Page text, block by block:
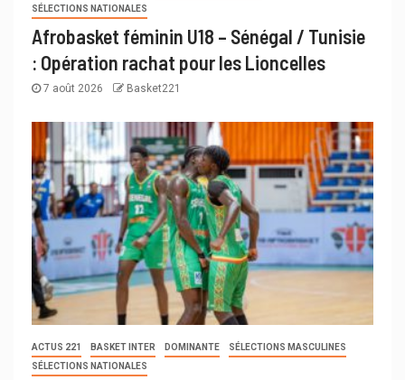
SÉLECTIONS NATIONALES
Afrobasket féminin U18 – Sénégal / Tunisie
: Opération rachat pour les Lioncelles
7 août 2026 Basket221
ACTUS 221 BASKET INTER DOMINANTE
SÉLECTIONS MASCULINES
SÉLECTIONS NATIONALES